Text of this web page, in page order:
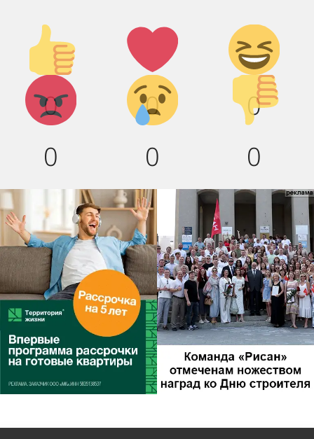
Палец
вверх!
0
Лайк!
0
Дикий
смех!
0
Агрессия!
0
Грусть :
(
0
Палец
вниз!
0